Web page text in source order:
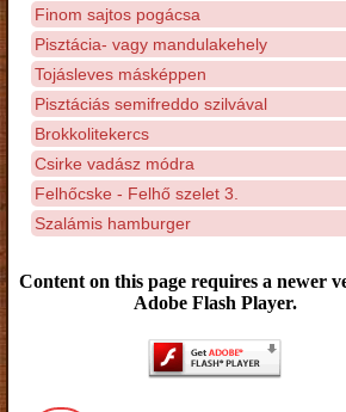
Finom sajtos pogácsa
Pisztácia- vagy mandulakehely
Tojásleves másképpen
Pisztáciás semifreddo szilvával
Brokkolitekercs
Csirke vadász módra
Felhőcske - Felhő szelet 3.
Szalámis hamburger
Content on this page requires a newer
Adobe Flash Player.